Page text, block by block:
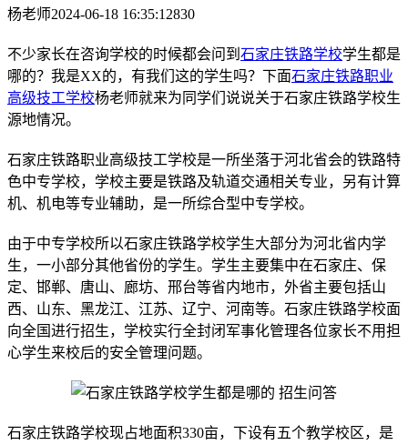
杨老师2024-06-18 16:35:12830
不少家长在咨询学校的时候都会问到 石家庄铁路学校学生都是
哪的？我是XX的，有我们这的学生吗？下面石家庄铁路职业
高级技工学校杨老师就来为同学们说说关于石家庄铁路学校生
源地情况。
石家庄铁路职业高级技工学校是一所坐落于河北省会的铁路特
色中专学校，学校主要是铁路及轨道交通相关专业，另有计算
机、机电等专业辅助，是一所综合型中专学校。
由于中专学校所以石家庄铁路学校学生大部分为河北省内学
生，一小部分其他省份的学生。学生主要集中在石家庄、保
定、邯郸、唐山、廊坊、邢台等省内地市，外省主要包括山
西、山东、黑龙江、江苏、辽宁、河南等。石家庄铁路学校面
向全国进行招生，学校实行全封闭军事化管理各位家长不用担
心学生来校后的安全管理问题。
石家庄铁路学校现占地面积330亩，下设有五个教学校区，是